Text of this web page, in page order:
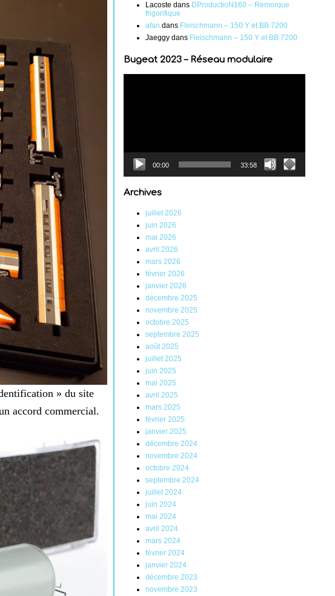
» du site
accord commercial.
Lacoste dans DProductioN160 – Remorque
frigorifique
afan dans Fleischmann – 150 Y et BB 7200
Jaeggy dans Fleischmann – 150 Y et BB 7200
Bugeat 2023 – Réseau modulaire
00:00 33:58
Archives
juillet 2026
juin 2026
mai 2026
avril 2026
mars 2026
février 2026
janvier 2026
décembre 2025
novembre 2025
octobre 2025
septembre 2025
août 2025
juillet 2025
juin 2025
mai 2025
avril 2025
mars 2025
février 2025
janvier 2025
décembre 2024
novembre 2024
octobre 2024
septembre 2024
juillet 2024
juin 2024
mai 2024
avril 2024
mars 2024
février 2024
janvier 2024
décembre 2023
novembre 2023